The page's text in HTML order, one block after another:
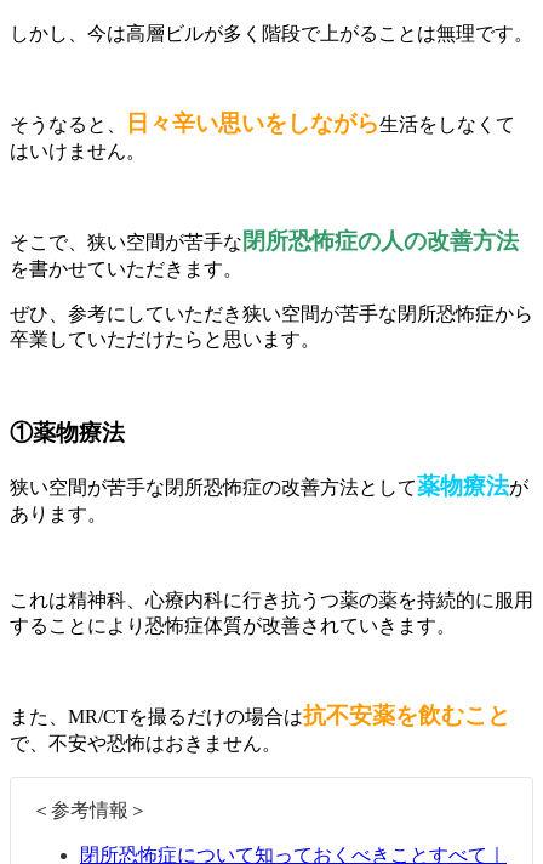
しかし、今は高層ビルが多く階段で上がることは無理です。
そうなると、 日々辛い思いをしながら生活をしなくて
はいけません。
そこで、狭い空間が苦手な 閉所恐怖症の人の改善方法
を書かせていただきます。
ぜひ、参考にしていただき狭い空間が苦手な閉所恐怖症から
卒業していただけたらと思います。
①薬物療法
狭い空間が苦手な閉所恐怖症の改善方法として薬物療法が
あります。
これは精神科、心療内科に行き抗うつ薬の薬を持続的に服用
することにより恐怖症体質が改善されていきます。
また、MR/CTを撮るだけの場合は抗不安薬を飲むこと
で、不安や恐怖はおきません。
＜参考情報＞
閉所恐怖症について知っておくべきことすべて｜